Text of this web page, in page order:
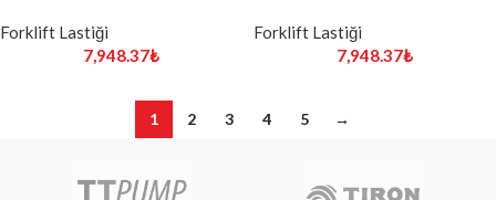
Forklift Lastiği
7,948.37₺
Forklift Lastiği
7,948.37₺
1 2 3 4 5 →